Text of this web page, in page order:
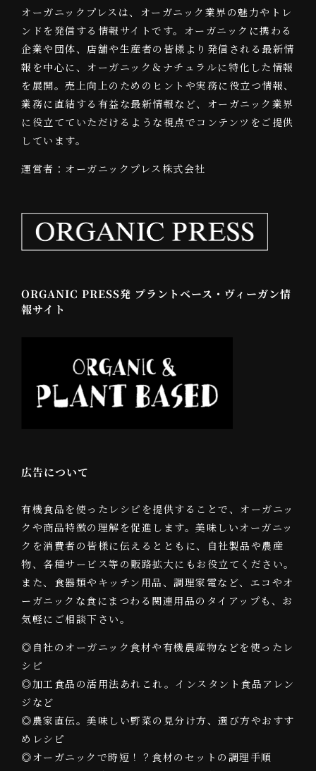
オーガニックプレスは、オーガニック業界の魅力やトレ
ンドを発信する情報サイトです。オーガニックに携わる
企業や団体、店舗や生産者の皆様より発信される最新情
報を中心に、オーガニック＆ナチュラルに特化した情報
を展開。売上向上のためのヒントや実務に役立つ情報、
業務に直結する有益な最新情報など、オーガニック業界
に役立てていただけるような視点でコンテンツをご提供
しています。
運営者：オーガニックプレス株式会社
ORGANIC PRESS発 プラントベース・ヴィーガン情
報サイト
広告について
有機食品を使ったレシピを提供することで、オーガニッ
クや商品特徴の理解を促進します。美味しいオーガニッ
クを消費者の皆様に伝えるとともに、自社製品や農産
物、各種サービス等の販路拡大にもお役立てください。
また、食器類やキッチン用品、調理家電など、エコやオ
ーガニックな食にまつわる関連用品のタイアップも、お
気軽にご相談下さい。
◎自社のオーガニック食材や有機農産物などを使ったレ
シピ
◎加工食品の活用法あれこれ。インスタント食品アレン
ジなど
◎農家直伝。美味しい野菜の見分け方、選び方やおすす
めレシピ
◎オーガニックで時短！？食材のセットの調理手順